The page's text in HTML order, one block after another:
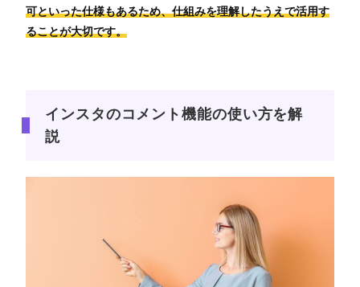
可といった仕様もあるため、仕組みを理解したうえで活用す
ることが大切です。
インスタのコメント機能の使い方を解
説